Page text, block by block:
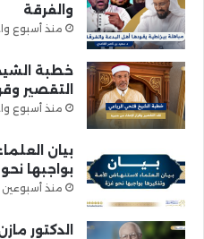
والفرقة
منذ أسبوع
خطبة
التقصير
منذ أسبوع
بيان
بواجبها
منذ أسبوعين
الدكتور